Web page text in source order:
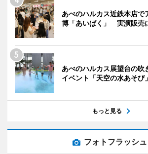
あべのハルカス近鉄本店で
博「あいぱく」 実演販売
あべのハルカス展望台の吹
イベント「天空の水あそび」
もっと見る
フォトフラッシュ